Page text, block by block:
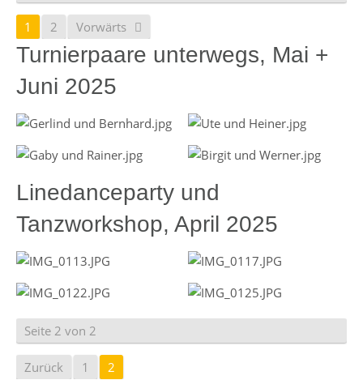
1 2 Vorwärts
Turnierpaare unterwegs, Mai +
Juni 2025
Linedanceparty und
Tanzworkshop, April 2025
Seite 2 von 2
Zurück 1 2